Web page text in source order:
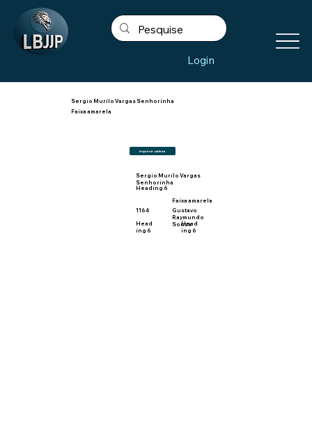
Login
Imprimir carteira
Sergio Murilo Vargas Senhorinha
Faixa amarela
Faixa amarela
Sergio Murilo Vargas
Senhorinha
Heading 6
Gustavo
Raymundo
Souza
Head
ing 6
Head
ing 6
1164